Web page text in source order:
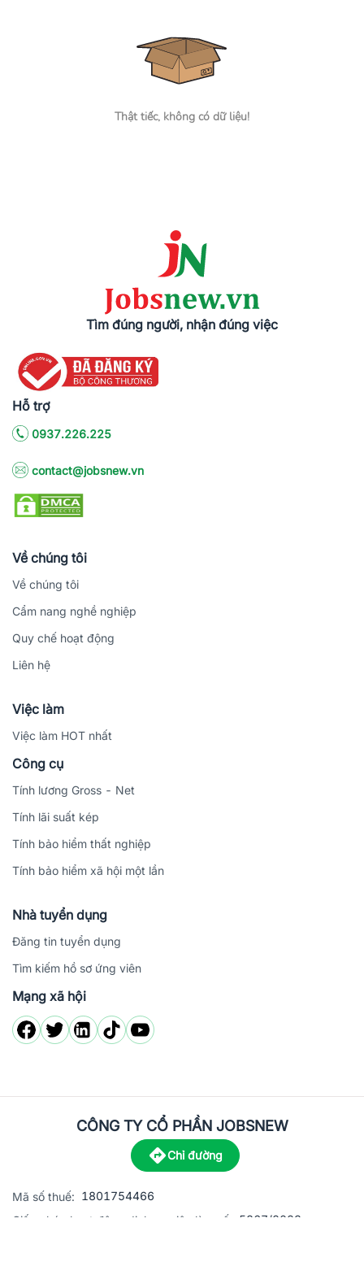
Thật tiếc, không có dữ liệu!
Tìm đúng người, nhận đúng việc
Hỗ trợ
0937.226.225
contact@jobsnew.vn
Về chúng tôi
Về chúng tôi
Cẩm nang nghề nghiệp
Quy chế hoạt động
Liên hệ
Việc làm
Việc làm HOT nhất
Công cụ
Tính lương Gross - Net
Tính lãi suất kép
Tính bảo hiểm thất nghiệp
Tính bảo hiểm xã hội một lần
Nhà tuyển dụng
Đăng tin tuyển dụng
Tìm kiếm hồ sơ ứng viên
Mạng xã hội
CÔNG TY CỔ PHẦN JOBSNEW
Chỉ đường
Mã số thuế: 1801754466
Giấy phép hoạt động dịch vụ việc làm số:
5867/2023